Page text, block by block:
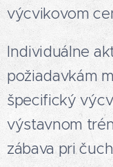
výcvikovom
Individuálne
požiadavkám
špecifický
výstavnom
zábava pri